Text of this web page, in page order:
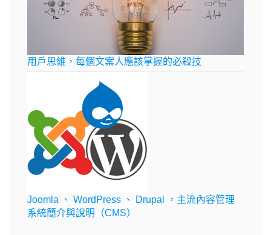
用戶思維，每個文案人應該掌握的必殺技
Joomla 、 WordPress 、 Drupal ，主流內容管理
系統簡介與說明（CMS）